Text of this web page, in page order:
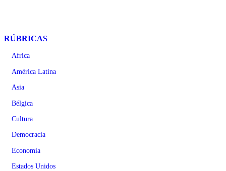
RÚBRICAS
Africa
América Latina
Asia
Bélgica
Cultura
Democracia
Economia
Estados Unidos